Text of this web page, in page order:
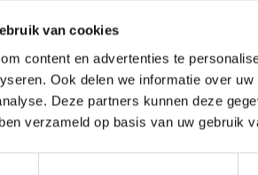
van cookies
content en advertenties te
Ook delen we informatie over
Deze partners kunnen deze
verzameld op basis van uw gebruik